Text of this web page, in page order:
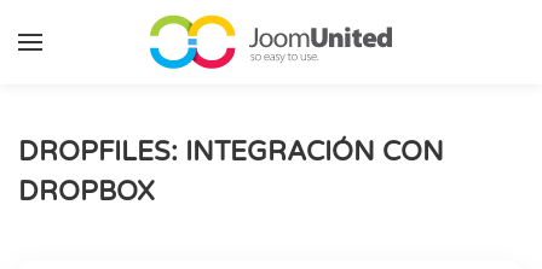
Saltar al contenido principal
DROPFILES: INTEGRACIÓN CON
DROPBOX